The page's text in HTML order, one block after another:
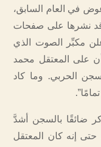
في العام السابق،
قد نشرها على صفحات
مكبِّر الصوت الذي
أن على المعتقل محمد
الحربي. وما كاد
ضائقًا بالسجن أشدَّ
حتى إنه كان المعتقل